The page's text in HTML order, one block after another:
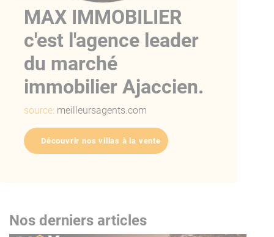
MAX IMMOBILIER
c'est l'agence leader
du marché
immobilier Ajaccien.
source: meilleursagents.com
Découvrir nos villas à la vente
Nos derniers articles